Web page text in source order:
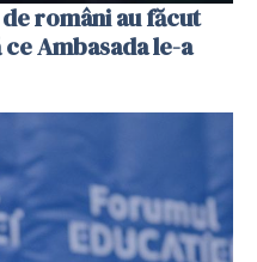
români au făcut
Ambasada le-a